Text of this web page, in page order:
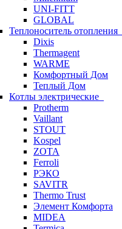
UNI-FITT
GLOBAL
Теплоноситель отопления
Dixis
Thermagent
WARME
Комфортный Дом
Теплый Дом
Котлы электрические
Protherm
Vaillant
STOUT
Kospel
ZOTA
Ferroli
РЭКО
SAVITR
Thermo Trust
Элемент Комфорта
MIDEA